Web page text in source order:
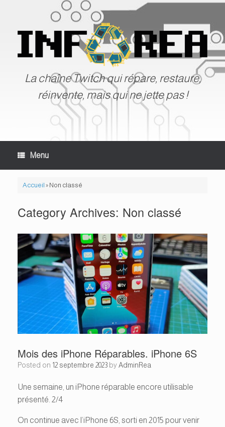
La chaîne Twitch qui répare, restaure,
réinvente, mais qui ne jette pas !
Menu
Accueil » Non classé
Category Archives: Non classé
Mois des iPhone Réparables. iPhone 6S
Posted on 12 septembre 2023 byAdminRea
Une semaine, un iPhone réparable encore utilisable
présenté. 2/4
On continue avec l’iPhone 6S, sorti en 2015 pour venir